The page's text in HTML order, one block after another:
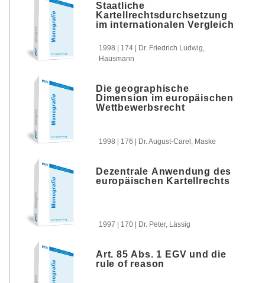
Staatliche
Kartellrechtsdurchsetzung
im internationalen Vergleich
1998 | 174 | Dr. Friedrich Ludwig,
Hausmann
Die geographische
Dimension im europäischen
Wettbewerbsrecht
1998 | 176 | Dr. August-Carel, Maske
Dezentrale Anwendung des
europäischen Kartellrechts
1997 | 170 | Dr. Peter, Lässig
Art. 85 Abs. 1 EGV und die
rule of reason